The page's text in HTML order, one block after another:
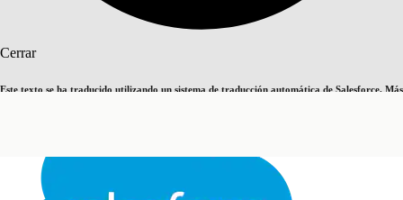
Cerrar
Este texto se ha traducido utilizando un sistema de traducción automática de Salesforce. Más